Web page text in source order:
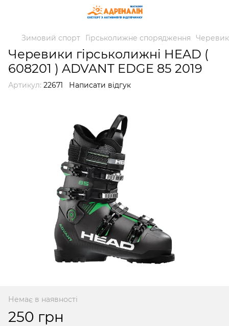
Зимовий спорт Гірськолижне спорядження
Черевики гірськолижні HEAD (
608201 ) ADVANT EDGE 85 2019
Артикул: 22671 Написати відгук
Немає в наявності
250 грн